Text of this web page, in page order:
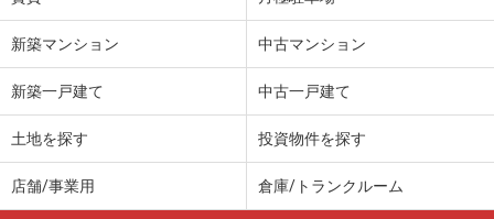
新築マンション 中古マンション
新築一戸建て 中古一戸建て
土地を探す 投資物件を探す
店舗/事業用 倉庫/トランクルーム